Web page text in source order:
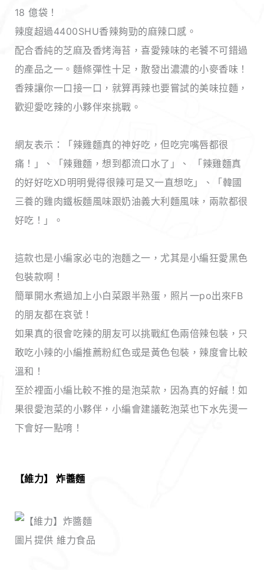
18 億袋！
辣度超過4400SHU香辣夠勁的麻辣口感。
配合香純的芝麻及香烤海苔，喜愛辣味的老饕不可錯過
的產品之一。麵條彈性十足，散發出濃濃的小麥香味！
香辣讓你一口接一口，就算再辣也要嘗試的美味拉麵，
歡迎愛吃辣的小夥伴來挑戰。
網友表示：「辣雞麵真的神好吃，但吃完嘴唇都很
痛！」、「辣雞麵，想到都流口水了」、 「辣雞麵真
的好好吃XD明明覺得很辣可是又一直想吃」、「韓國
三養的雞肉鐵板麵風味跟奶油義大利麵風味，兩款都很
好吃！」。
這款也是小編家必屯的泡麵之一，尤其是小編狂愛黑色
包裝款啊！
簡單開水煮過加上小白菜跟半熟蛋，照片一po出來FB
的朋友都在哀號！
如果真的很會吃辣的朋友可以挑戰紅色兩倍辣包裝，只
敢吃小辣的小編推薦粉紅色或是黃色包裝，辣度會比較
溫和！
至於裡面小編比較不推的是泡菜款，因為真的好鹹！如
果很愛泡菜的小夥伴，小編會建議乾泡菜也下水先燙一
下會好一點唷！
【維力】 炸醬麵
圖片提供 維力食品